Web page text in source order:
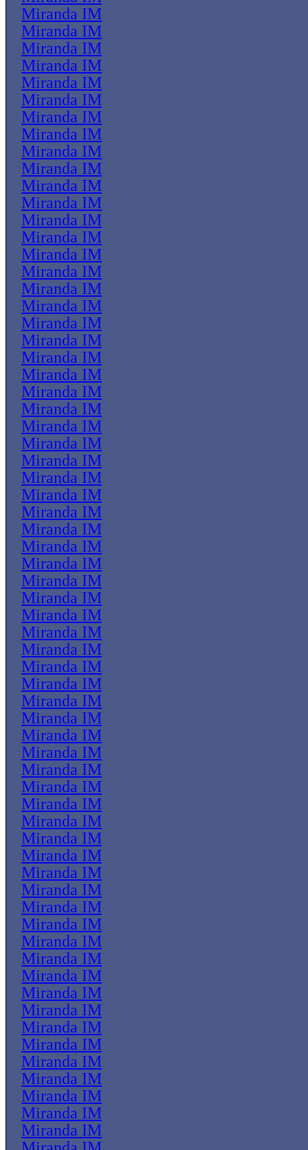
Miranda IM
Miranda IM
Miranda IM
Miranda IM
Miranda IM
Miranda IM
Miranda IM
Miranda IM
Miranda IM
Miranda IM
Miranda IM
Miranda IM
Miranda IM
Miranda IM
Miranda IM
Miranda IM
Miranda IM
Miranda IM
Miranda IM
Miranda IM
Miranda IM
Miranda IM
Miranda IM
Miranda IM
Miranda IM
Miranda IM
Miranda IM
Miranda IM
Miranda IM
Miranda IM
Miranda IM
Miranda IM
Miranda IM
Miranda IM
Miranda IM
Miranda IM
Miranda IM
Miranda IM
Miranda IM
Miranda IM
Miranda IM
Miranda IM
Miranda IM
Miranda IM
Miranda IM
Miranda IM
Miranda IM
Miranda IM
Miranda IM
Miranda IM
Miranda IM
Miranda IM
Miranda IM
Miranda IM
Miranda IM
Miranda IM
Miranda IM
Miranda IM
Miranda IM
Miranda IM
Miranda IM
Miranda IM
Miranda IM
Miranda IM
Miranda IM
Miranda IM